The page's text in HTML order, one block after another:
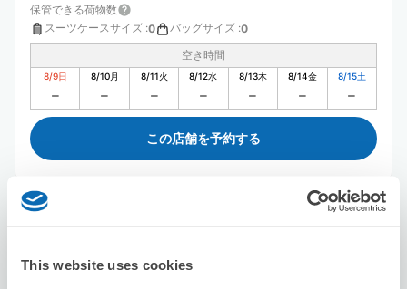
This website uses cookies
保管できる荷物数
スーツケースサイズ :0 バッグサイズ :0
空き時間
8/9日 8/10月 8/11火 8/12水 8/13木 8/14金 8/15土
この店舗を予約する
本日の営業時間: 閉店